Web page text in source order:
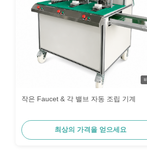
작은 Faucet & 각 밸브 자동 조립 기계
최상의 가격을 얻으세요